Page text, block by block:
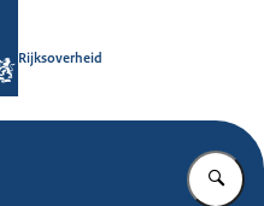
Rijksoverheid